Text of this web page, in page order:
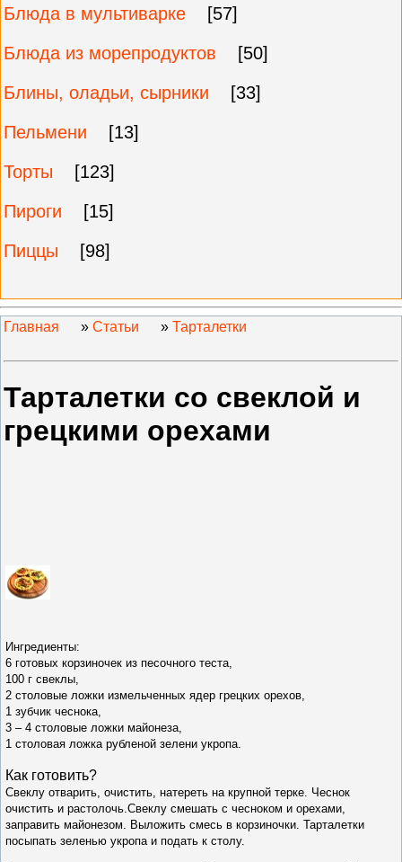
Блюда в мультиварке
[57]
Блюда из морепродуктов
[50]
Блины, оладьи, сырники
[33]
Пельмени
[13]
Торты
[123]
Пироги
[15]
Пиццы
[98]
Главная » Статьи » Тарталетки
Тарталетки со свеклой и
грецкими орехами
Ингредиенты:
6 готовых корзиночек из песочного теста,
100 г свеклы,
2 столовые ложки измельченных ядер грецких орехов,
1 зубчик чеснока,
3 – 4 столовые ложки майонеза,
1 столовая ложка рубленой зелени укропа.
Как готовить?
Свеклу отварить, очистить, натереть на крупной терке. Чеснок
очистить и растолочь.Свеклу смешать с чесноком и орехами,
заправить майонезом. Выложить смесь в корзиночки. Тарталетки
посыпать зеленью укропа и подать к столу.